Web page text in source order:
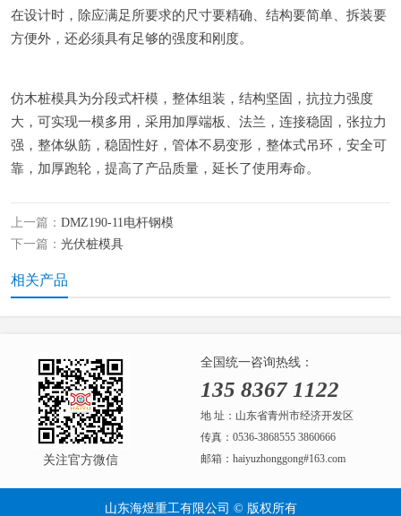
在设计时，除应满足所要求的尺寸要精确、结构要简单、拆装要
方便外，还必须具有足够的强度和刚度。
仿木桩模具为分段式杆模，整体组装，结构坚固，抗拉力强度
大，可实现一模多用，采用加厚端板、法兰，连接稳固，张拉力
强，整体纵筋，稳固性好，管体不易变形，整体式吊环，安全可
靠，加厚跑轮，提高了产品质量，延长了使用寿命。
上一篇： DMZ190-11电杆钢模
下一篇： 光伏桩模具
相关产品
关注官方微信
全国统一咨询热线：
135 8367 1122
地 址：山东省青州市经济开发区
传真：0536-3868555 3860666
邮箱：haiyuzhonggong#163.com
山东海煜重工有限公司 © 版权所有